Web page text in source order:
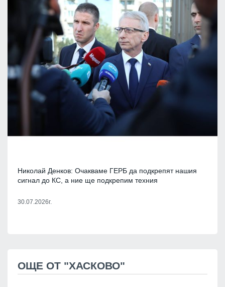
Николай Денков: Очакваме ГЕРБ да подкрепят нашия
сигнал до КС, а ние ще подкрепим техния
30.07.2026г.
ОЩЕ ОТ "ХАСКОВО"